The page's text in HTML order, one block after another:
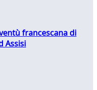
francescana di
Assisi